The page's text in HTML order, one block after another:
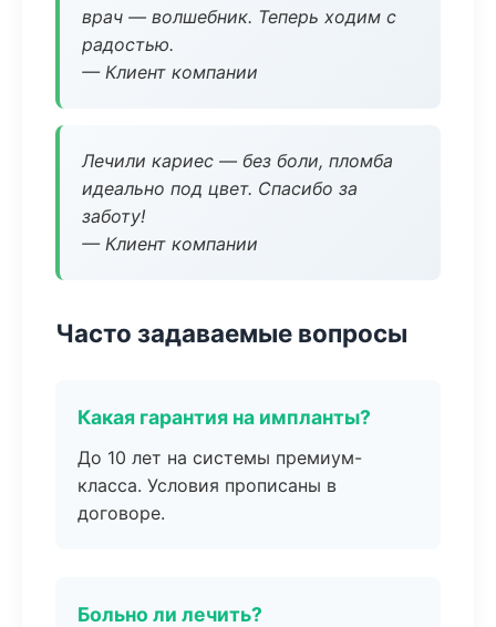
врач — волшебник. Теперь ходим с
радостью.
— Клиент компании
Лечили кариес — без боли, пломба
идеально под цвет. Спасибо за
заботу!
— Клиент компании
Часто задаваемые вопросы
Какая гарантия на импланты?
До 10 лет на системы премиум-
класса. Условия прописаны в
договоре.
Больно ли лечить?